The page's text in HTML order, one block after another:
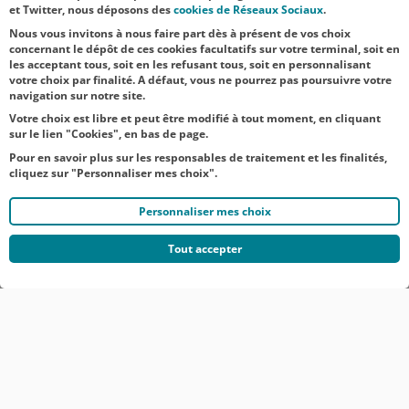
NOS
ACTUALITÉS
TOUTES NOS ACTUALITÉS
et Twitter, nous déposons descookies de Réseaux Sociaux.
Nous vous invitons à nous faire part dès à présent de vos choix
concernant le dépôt de ces cookies facultatifs sur votre terminal, soit en
les acceptant tous, soit en les refusant tous, soit en personnalisant
votre choix par finalité. A défaut, vous ne pourrez pas poursuivre votre
navigation sur notre site.
Votre choix est libre et peut être modifié à tout moment, en cliquant
sur le lien "Cookies", en bas de page.
Pour en savoir plus sur les responsables de traitement et les finalités,
cliquez sur "Personnaliser mes choix".
Personnaliser mes choix
Tout accepter